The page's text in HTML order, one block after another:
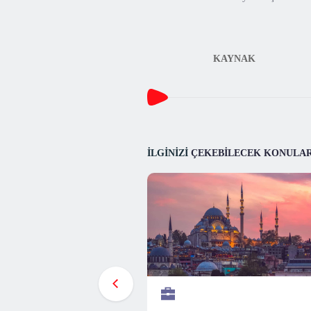
KAYNAK
İLGİNİZİ ÇEKEBİLECEK